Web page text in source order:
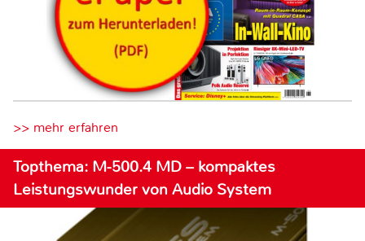
>> mehr erfahren
Topthema: M-500.4 MD – kompaktes
Leistungswunder von Audio System